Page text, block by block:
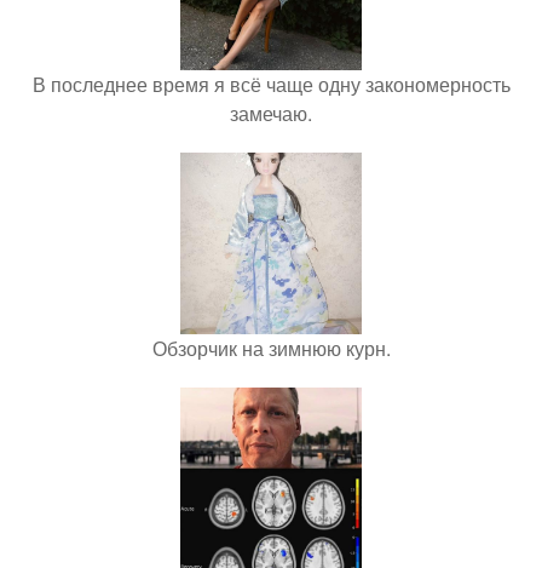
В последнее время я всё чаще одну закономерность
замечаю.
Обзорчик на зимнюю курн.